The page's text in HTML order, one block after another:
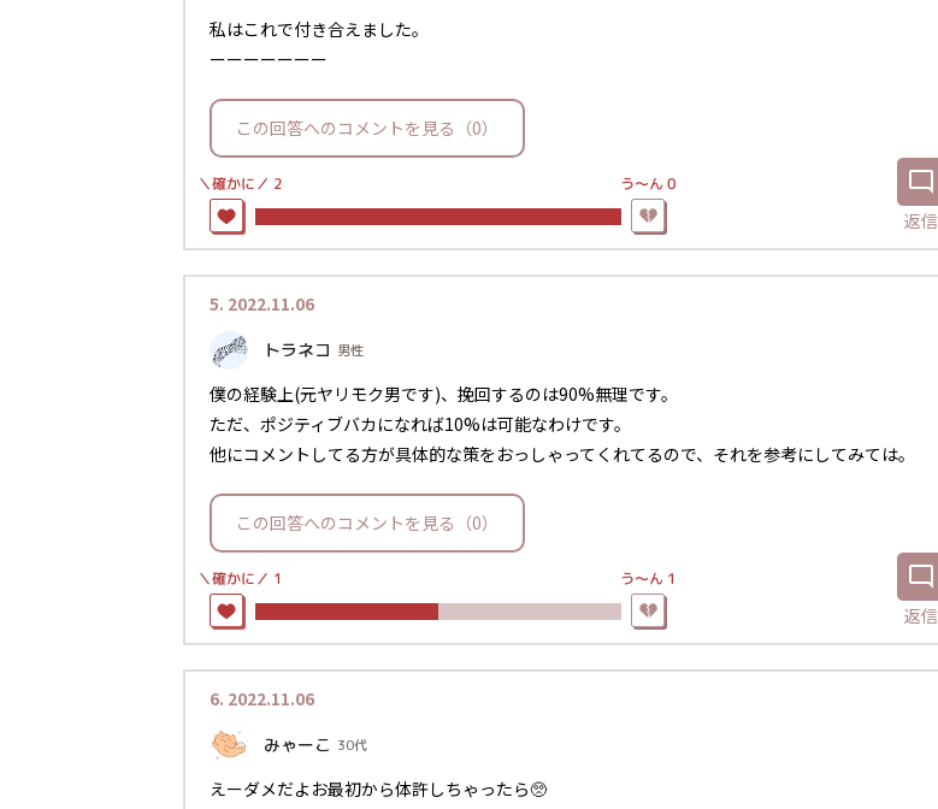
私はこれで付き合えました。
ーーーーーーー
この回答へのコメントを見る（0）
＼確かに／ 2 う〜ん0
返信
5. 2022.11.06
トラネコ 男性
僕の経験上(元ヤリモク男です)、挽回するのは90%無理です。
ただ、ポジティブバカになれば10%は可能なわけです。
他にコメントしてる方が具体的な策をおっしゃってくれてるので、それを参考にしてみては。
この回答へのコメントを見る（0）
＼確かに／ 1 う〜ん 1
返信
6. 2022.11.06
みゃーこ 30代
えーダメだよお最初から体許しちゃったら🥺